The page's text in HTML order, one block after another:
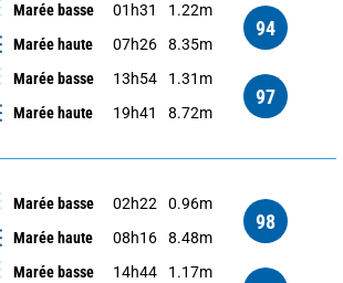
Marée basse 01h31
1.22m
Marée haute
07h26 8.35m
94
Marée basse 13h54
1.31m
Marée haute
19h41 8.72m
97
Marée basse 02h22
0.96m
Marée haute
08h16 8.48m
98
Marée basse 14h44
1.17m